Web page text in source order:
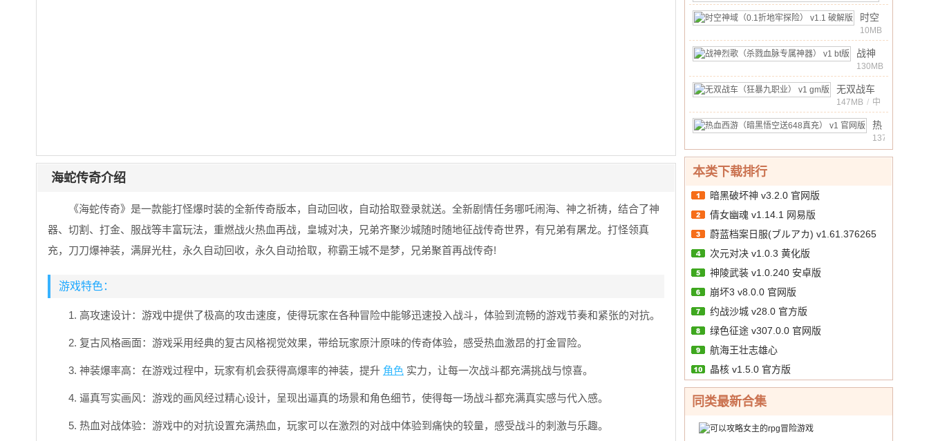
海蛇传奇介绍
《海蛇传奇》是一款能打怪爆时装的全新传奇版本，自动回收，自动拾取登录就送。全新剧情任务哪吒闹海、神之祈祷，结合了神
器、切割、打金、服战等丰富玩法，重燃战火热血再战，皇城对决，兄弟齐聚沙城随时随地征战传奇世界，有兄弟有屠龙。打怪领真
充，刀刀爆神装，满屏光柱，永久自动回收，永久自动拾取，称霸王城不是梦，兄弟聚首再战传奇!
游戏特色：
1. 高攻速设计：游戏中提供了极高的攻击速度，使得玩家在各种冒险中能够迅速投入战斗，体验到流畅的游戏节奏和紧张的对抗。
2. 复古风格画面：游戏采用经典的复古风格视觉效果，带给玩家原汁原味的传奇体验，感受热血激昂的打金冒险。
3. 神装爆率高：在游戏过程中，玩家有机会获得高爆率的神装，提升 角色 实力，让每一次战斗都充满挑战与惊喜。
4. 逼真写实画风：游戏的画风经过精心设计，呈现出逼真的场景和角色细节，使得每一场战斗都充满真实感与代入感。
5. 热血对战体验：游戏中的对抗设置充满热血，玩家可以在激烈的对战中体验到痛快的较量，感受战斗的刺激与乐趣。
器
专
属
单
职）
v2
官
网
版
发
折）
限
钻
石
版
元
天
送）
中
时空
神域
折地
牢探
险）
v1.1
破解
版
10MB
中
文 /
战神
烈歌
戮血
脉专
属神
器）
v1 bt
130MB
中
文 / 10.00
无双战车
（狂暴九职
业） v1
gm版
147MB / 中
文 / 10.00
热
血
西
送
137MB
中
文 / 10.00
本类下载排行
暗黑破坏神 v3.2.0 官网版
倩女幽魂 v1.14.1 网易版
蔚蓝档案日服(ブルアカ) v1.61.376265
官方版
次元对决 v1.0.3 黄化版
神陵武装 v1.0.240 安卓版
崩坏3 v8.0.0 官网版
约战沙城 v28.0 官方版
绿色征途 v307.0.0 官网版
航海王壮志雄心
晶核 v1.5.0 官方版
同类最新合集